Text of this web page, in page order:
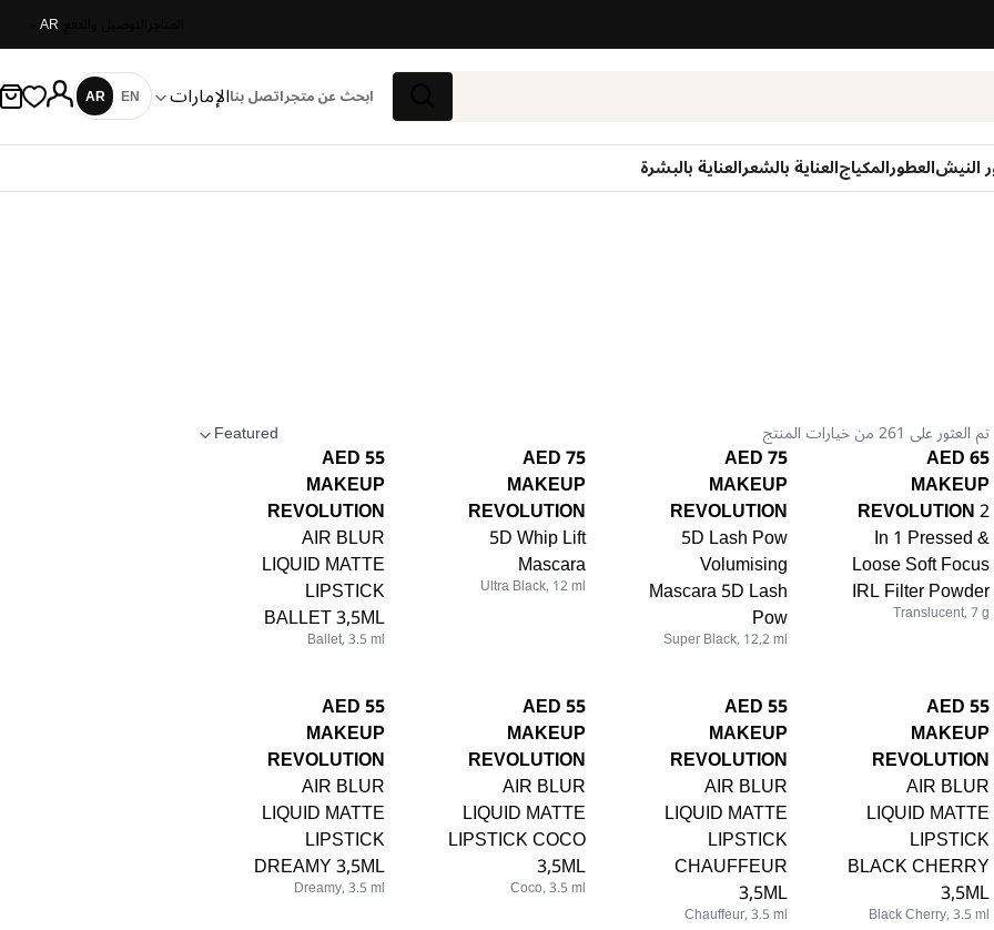
AR
بحث
ابحث عن متجراتصل بناالإمارات اللغة
EN
AR
النيشالعطورالمكياجالعناية بالشعرالعناية بالبشرة
تم العثور على 261 من خيارات المنتج Featured
65 AED
MAKEUP
REVOLUTION2
In 1 Pressed &
Loose Soft Focus
IRL Filter Powder
Translucent, 7 g
75 AED
MAKEUP
REVOLUTION
5D Lash Pow
Volumising
Mascara 5D Lash
Pow
Super Black, 12,2 ml
75 AED
MAKEUP
REVOLUTION
5D Whip Lift
Mascara
Ultra Black, 12 ml
55 AED
MAKEUP
REVOLUTION
AIR BLUR
LIQUID MATTE
LIPSTICK
BALLET 3,5ML
Ballet, 3.5 ml
55 AED
MAKEUP
REVOLUTION
AIR BLUR
LIQUID MATTE
LIPSTICK
BLACK CHERRY
3,5ML
Black Cherry, 3.5 ml
55 AED
MAKEUP
REVOLUTION
AIR BLUR
LIQUID MATTE
LIPSTICK
CHAUFFEUR
3,5ML
Chauffeur, 3.5 ml
55 AED
MAKEUP
REVOLUTION
AIR BLUR
LIQUID MATTE
LIPSTICK COCO
3,5ML
Coco, 3.5 ml
55 AED
MAKEUP
REVOLUTION
AIR BLUR
LIQUID MATTE
LIPSTICK
DREAMY 3,5ML
Dreamy, 3.5 ml